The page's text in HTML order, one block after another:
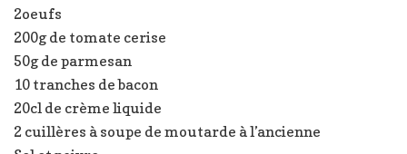
2oeufs
200g de tomate cerise
50g de parmesan
10 tranches de bacon
20cl de crème liquide
2 cuillères à soupe de moutarde à l’ancienne